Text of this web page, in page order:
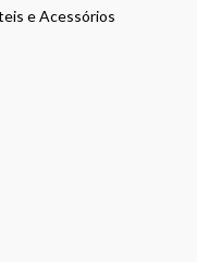
e Acessórios